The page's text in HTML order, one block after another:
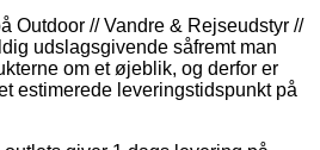
Outdoor // Vandre & Rejseudstyr //
udslagsgivende såfremt man
om et øjeblik, og derfor er
estimerede leveringstidspunkt på